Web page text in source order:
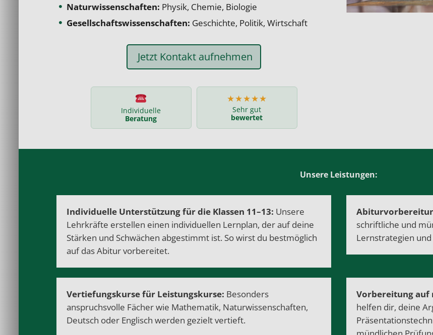
Naturwissenschaften: Physik, Chemie, Biologie
Gesellschaftswissenschaften: Geschichte, Politik, Wirtschaft
Jetzt Kontakt aufnehmen
Individuelle
Beratung
★★★★★
Sehr gut
bewertet
Unsere Leistungen:
Individuelle Unterstützung für die Klassen 11–13: Unsere
Lehrkräfte erstellen einen individuellen Lernplan, der auf deine
Stärken und Schwächen abgestimmt ist. So wirst du bestmöglich
auf das Abitur vorbereitet.
schriftliche und
Lernstrategien
Vertiefungskurse für Leistungskurse: Besonders
anspruchsvolle Fächer wie Mathematik, Naturwissenschaften,
Deutsch oder Englisch werden gezielt vertieft.
Vorbereitung auf
helfen dir, deine